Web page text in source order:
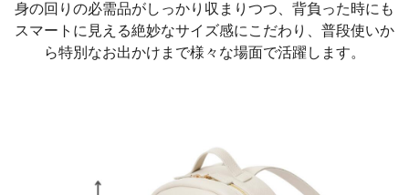
身の回りの必需品がしっかり収まりつつ、背負った時にも
スマートに見える絶妙なサイズ感にこだわり、普段使いか
ら特別なお出かけまで様々な場面で活躍します。